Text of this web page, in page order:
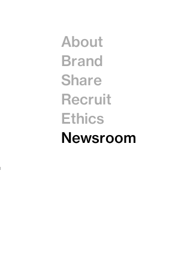
About
Brand
Share
Recruit
Ethics
Newsroom